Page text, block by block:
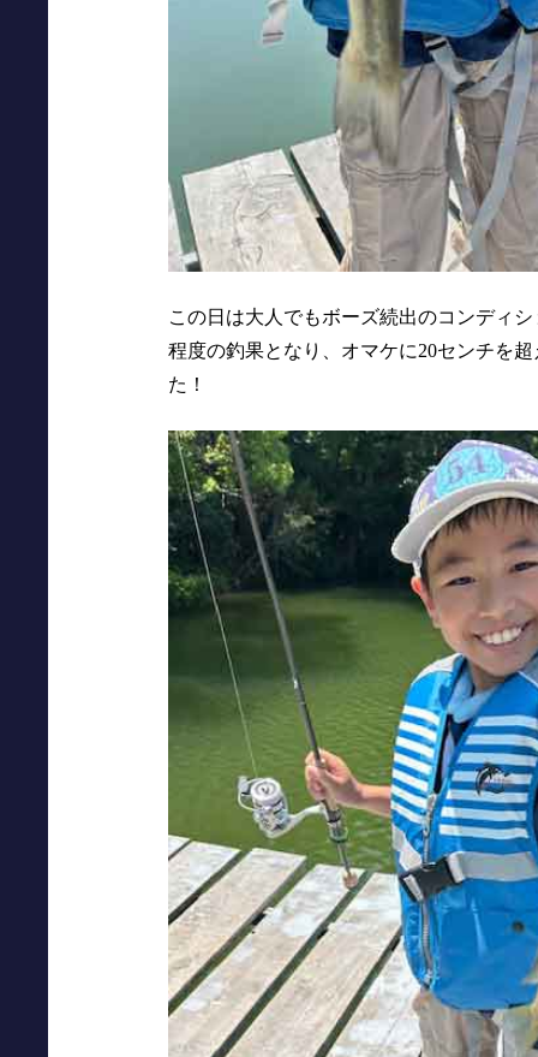
この日は大人でもボーズ続出のコンディ
程度の釣果となり、オマケに20センチを
た！